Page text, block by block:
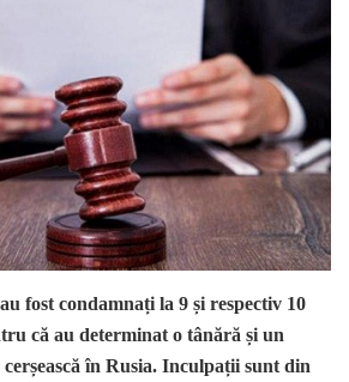
fost condamnați la 9 și respectiv 10
că au determinat o tânără și un
în Rusia. Inculpații sunt din